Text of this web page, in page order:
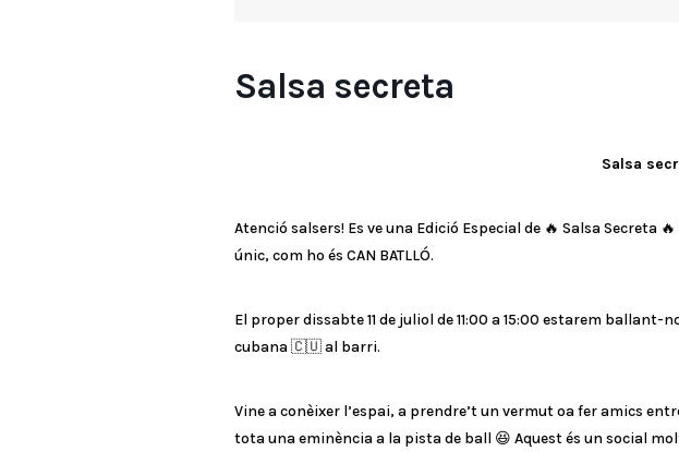
Salsa secreta
Salsa
Atenció salsers! Es ve una Edició Especial de 🔥 Salsa
únic, com ho és CAN BATLLÓ.
El proper dissabte 11 de juliol de 11:00 a 15:00 estarem
cubana 🇨🇺 al barri.
Vine a conèixer l’espai, a prendre’t un vermut oa fer amics
tota una eminència a la pista de ball 😆 Aquest és un social